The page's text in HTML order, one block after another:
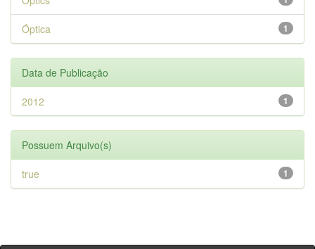
1
Óptica
Data de Publicação
1
2012
Possuem Arquivo(s)
1
true